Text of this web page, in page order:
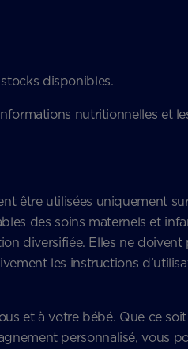
disponibles.
nutritionnelles et
être utilisées uniquement
des soins maternels et
diversifiée. Elles ne doivent
les instructions
et à votre bébé. Que ce
personnalisé, vous